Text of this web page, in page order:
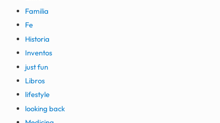
Familia
Fe
Historia
Inventos
just fun
Libros
lifestyle
looking back